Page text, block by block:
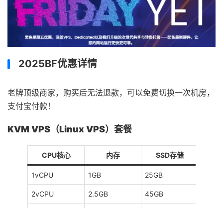
2025BF优惠详情
老牌顶级商家，购买后无法退款，可以免费切换一次机房，
支付宝付款！
KVM VPS（Linux VPS）套餐
CPU核心 内存 SSD存储
1vCPU 1GB 25GB
2vCPU 2.5GB 45GB